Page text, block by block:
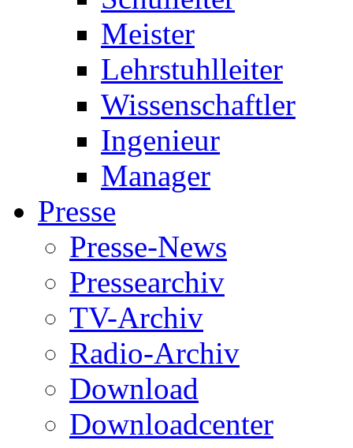
Meister
Lehrstuhlleiter
Wissenschaftler
Ingenieur
Manager
Presse
Presse-News
Pressearchiv
TV-Archiv
Radio-Archiv
Download
Downloadcenter